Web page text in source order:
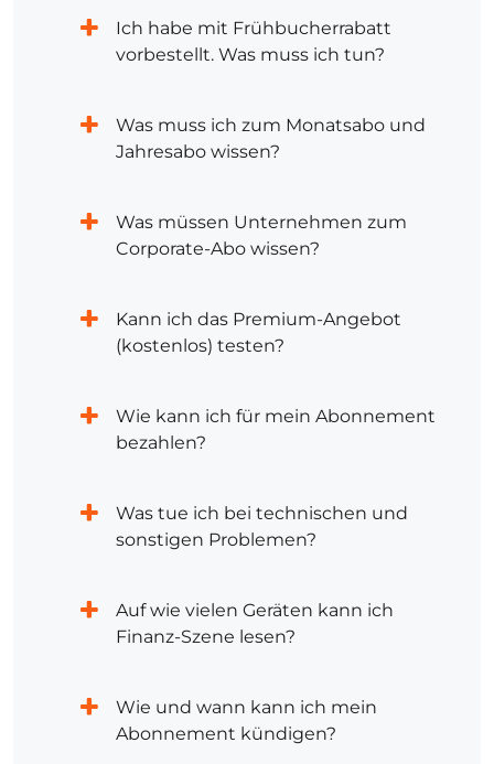
Ich habe mit Frühbucherrabatt
vorbestellt. Was muss ich tun?
Was muss ich zum Monatsabo und
Jahresabo wissen?
Was müssen Unternehmen zum
Corporate-Abo wissen?
Kann ich das Premium-Angebot
(kostenlos) testen?
Wie kann ich für mein Abonnement
bezahlen?
Was tue ich bei technischen und
sonstigen Problemen?
Auf wie vielen Geräten kann ich
Finanz-Szene lesen?
Wie und wann kann ich mein
Abonnement kündigen?